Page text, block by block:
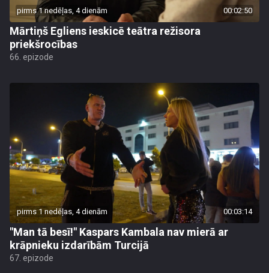
pirms 1 nedēļas, 4 dienām 00:02:50
Mārtiņš Egliens ieskicē teātra režisora
priekšrocības
66. epizode
pirms 1 nedēļas, 4 dienām 00:03:14
"Man tā besī!" Kaspars Kambala nav mierā ar
krāpnieku izdarībām Turcijā
67. epizode